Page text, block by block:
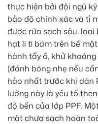
thực hiện bởi đội ngũ
bảo độ chính xác và tỉ
được rửa sạch sâu,
hạt li ti bám trên bề
hành tẩy ố, khử
(đánh bóng nhẹ nếu
hảo nhất trước khi dán
lưỡng này là yếu tố
độ bền của lớp PPF.
mặt chưa sạch hoàn